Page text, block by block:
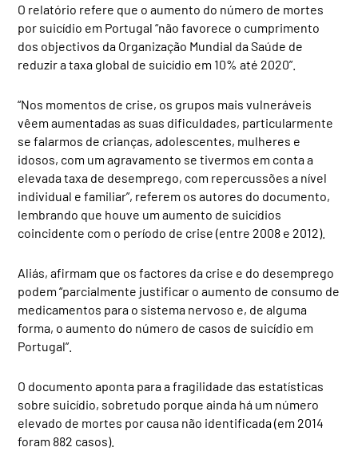
O relatório refere que o aumento do número de mortes
por suicídio em Portugal “não favorece o cumprimento
dos objectivos da Organização Mundial da Saúde de
reduzir a taxa global de suicídio em 10% até 2020”.
“Nos momentos de crise, os grupos mais vulneráveis
vêem aumentadas as suas dificuldades, particularmente
se falarmos de crianças, adolescentes, mulheres e
idosos, com um agravamento se tivermos em conta a
elevada taxa de desemprego, com repercussões a nível
individual e familiar”, referem os autores do documento,
lembrando que houve um aumento de suicídios
coincidente com o período de crise (entre 2008 e 2012).
Aliás, afirmam que os factores da crise e do desemprego
podem “parcialmente justificar o aumento de consumo de
medicamentos para o sistema nervoso e, de alguma
forma, o aumento do número de casos de suicídio em
Portugal”.
O documento aponta para a fragilidade das estatísticas
sobre suicídio, sobretudo porque ainda há um número
elevado de mortes por causa não identificada (em 2014
foram 882 casos).